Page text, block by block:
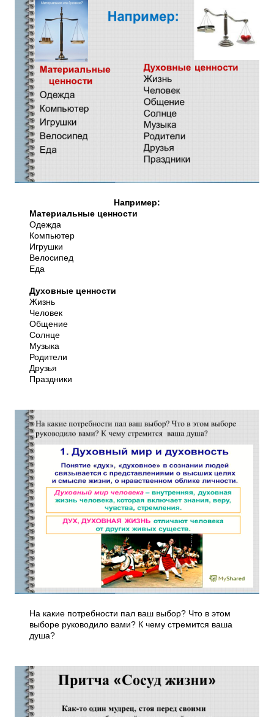
Например:
Материальные ценности
Одежда
Компьютер
Игрушки
Велосипед
Еда
Духовные ценности
Жизнь
Человек
Общение
Солнце
Музыка
Родители
Друзья
Праздники
На какие потребности пал ваш выбор? Что в этом
выборе руководило вами? К чему стремится ваша
душа?